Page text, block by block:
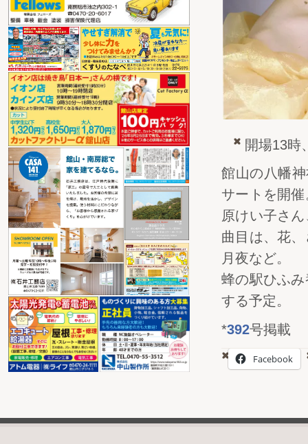
開場13時
館山の八幡
サートを開
原けい子さ
曲目は、花
月夜など。
蜂の駅ひふ
する予定。
*392号掲載
Facebook